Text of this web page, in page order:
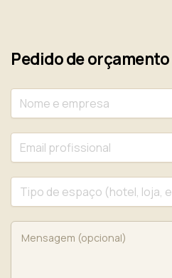
Pedido de orçamento